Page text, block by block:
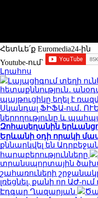
Հետևե՛ք Euromedia24-ին
Youtube-ում`
Լրահոս
Լայպցիգում տեղի
հետաքննություն․
պայթուցիկը եղել է
Սկանդալ ՖԻՖԱ-ում․
ներողությունը և
Զոհասեղանին
Երևանի օդի որակի
քննարկվել են
հարաբերությունները
տրանսպորտային
շահառուների
լռեցնել, քանի որ ԱԺ-
Էդգար Ղազարյան